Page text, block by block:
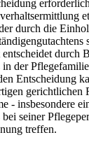
durch die
durch
der
Entscheidung
gerichtlichen
- insbesondere
seiner
treffen.